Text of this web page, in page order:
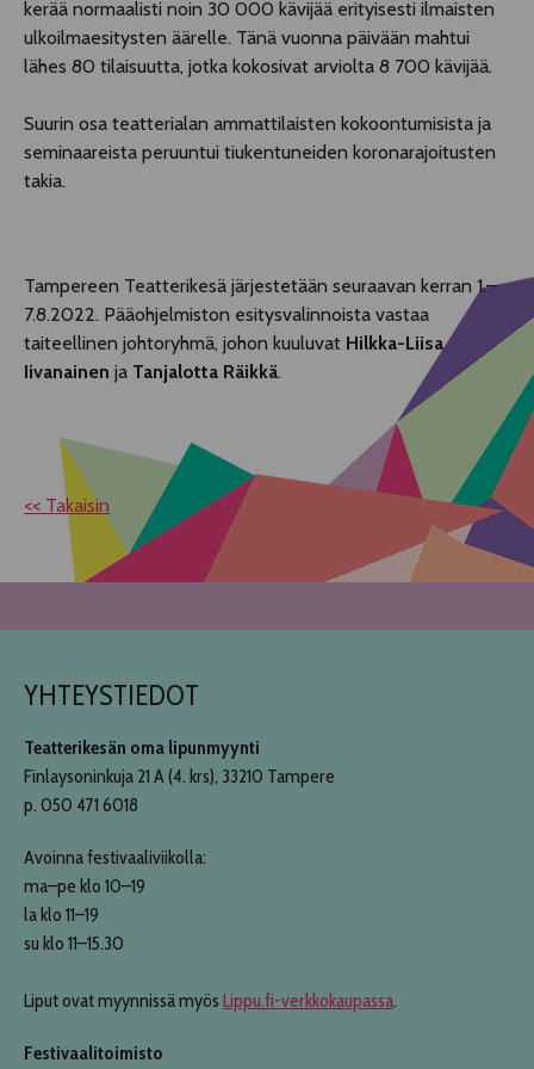
kerää normaalisti noin 30 000 kävijää erityisesti ilmaisten
ulkoilmaesitysten äärelle. Tänä vuonna päivään mahtui
lähes 80 tilaisuutta, jotka kokosivat arviolta 8 700 kävijää.
Suurin osa teatterialan ammattilaisten kokoontumisista ja
seminaareista peruuntui tiukentuneiden koronarajoitusten
takia.
Tampereen Teatterikesä järjestetään seuraavan kerran 1.–
7.8.2022. Pääohjelmiston esitysvalinnoista vastaa
taiteellinen johtoryhmä, johon kuuluvat Hilkka-Liisa
Iivanainen ja Tanjalotta Räikkä.
<< Takaisin
YHTEYSTIEDOT
Teatterikesän oma lipunmyynti
Finlaysoninkuja 21 A (4. krs), 33210 Tampere
p. 050 471 6018
Avoinna festivaaliviikolla:
ma–pe klo 10–19
la klo 11–19
su klo 11–15.30
Liput ovat myynnissä myös Lippu.fi-verkkokaupassa.
Festivaalitoimisto